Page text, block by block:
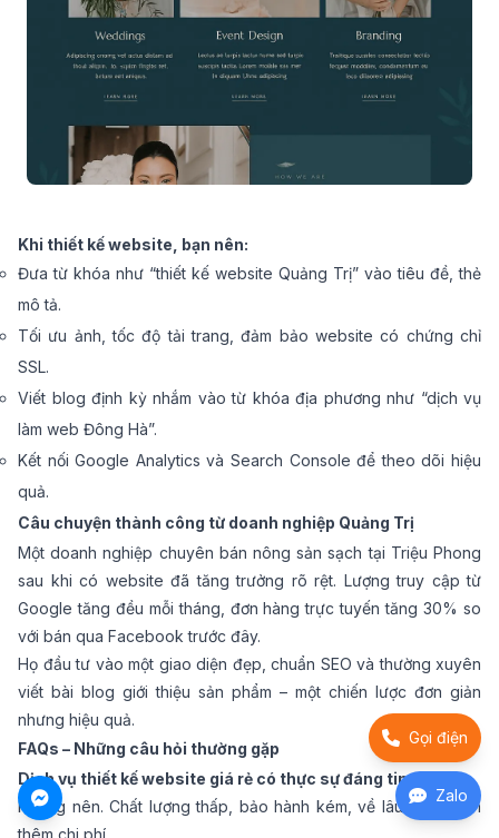
Khi thiết kế website, bạn nên:
Đưa từ khóa như “thiết kế website Quảng Trị” vào tiêu đề, thẻ
mô tả.
Tối ưu ảnh, tốc độ tải trang, đảm bảo website có chứng chỉ
SSL.
Viết blog định kỳ nhắm vào từ khóa địa phương như “dịch vụ
làm web Đông Hà”.
Kết nối Google Analytics và Search Console để theo dõi hiệu
quả.
Câu chuyện thành công từ doanh nghiệp Quảng Trị
Một doanh nghiệp chuyên bán nông sản sạch tại Triệu Phong
sau khi có website đã tăng trưởng rõ rệt. Lượng truy cập từ
Google tăng đều mỗi tháng, đơn hàng trực tuyến tăng 30% so
với bán qua Facebook trước đây.
Họ đầu tư vào một giao diện đẹp, chuẩn SEO và thường xuyên
viết bài blog giới thiệu sản phẩm – một chiến lược đơn giản
nhưng hiệu quả.
FAQs – Những câu hỏi thường gặp
Dịch vụ thiết kế website giá rẻ có thực sự đáng tin cậy?
Không nên. Chất lượng thấp, bảo hành kém, về lâu dài lại tốn
Gọi điện
Zalo